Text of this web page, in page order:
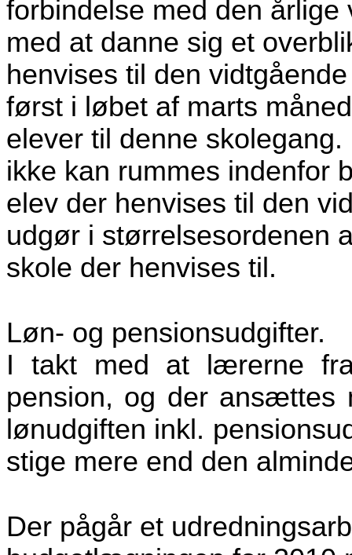
forbindelse med den
med at danne sig et
henvises til den
først i løbet af marts
elever til denne
ikke kan rummes indenfor
elev der henvises til den
udgør i størrelsesordenen
skole der henvises til.
Løn- og pensionsudgifter.
I takt med at lærerne
pension, og der
lønudgiften inkl.
stige mere end den
Der pågår et